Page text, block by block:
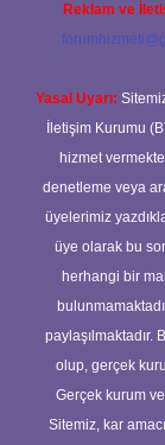
Reklam ve
Yasal Uyarı:
İletişim Kurumu
hizmet
denetleme veya
üyelerimiz
üye olarak bu
herhangi bir
paylaşılmaktadır.
olup, gerçek
Gerçek kurum
Sitemiz, kar